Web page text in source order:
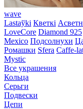
wave
Lastaўki Кветкі
LoveCore Diamond 925
Mexico Подсолнухи
Ромашки Sfera Caffe-
Mystic
Все украшения
Кольца
Серьги
Подвески
Цепи